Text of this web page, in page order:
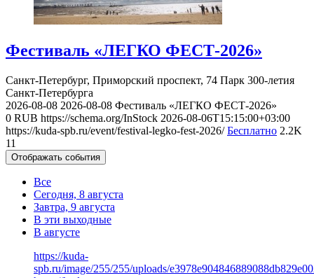
Фестиваль «ЛЕГКО ФЕСТ-2026»
Санкт-Петербург, Приморский проспект, 74 Парк 300-летия
Санкт-Петербурга
2026-08-08 2026-08-08 Фестиваль «ЛЕГКО ФЕСТ-2026»
0 RUB https://schema.org/InStock 2026-08-06T15:15:00+03:00
https://kuda-spb.ru/event/festival-legko-fest-2026/ Бесплатно 2.2K
11
Отображать события
Все
Сегодня, 8 августа
Завтра, 9 августа
В эти выходные
В августе
https://kuda-
spb.ru/image/255/255/uploads/